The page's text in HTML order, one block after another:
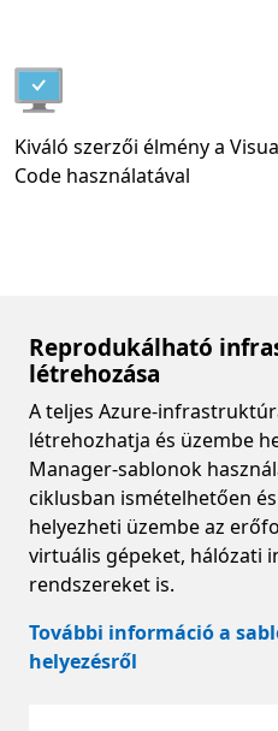
Kiváló szerzői élmény a
Code használatával
Reprodukálható
létrehozása
A teljes Azure-
létrehozhatja és üzembe
Manager-sablonok
ciklusban ismételhetően
helyezheti üzembe az
virtuális gépeket, hálózati
rendszereket is.
További információ a
helyezésről